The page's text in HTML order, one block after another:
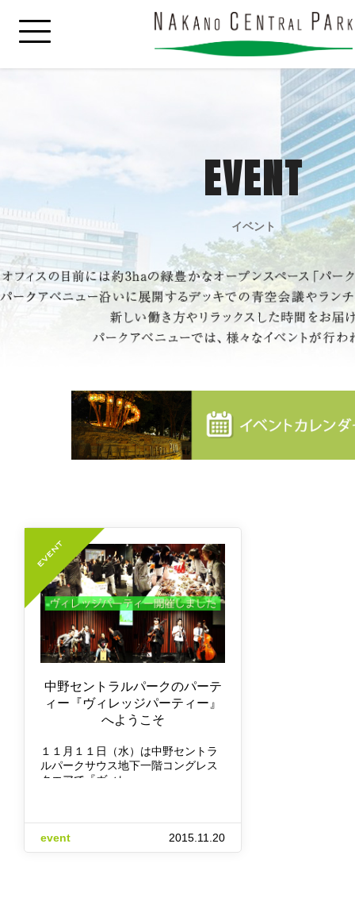
EVENT
イベント
中野セントラルパークのパーテ
ィー『ヴィレッジパーティー』
へようこそ
１１月１１日（水）は中野セントラ
ルパークサウス地下一階コングレス
クエアで『ヴィレ…
event 2015.11.20